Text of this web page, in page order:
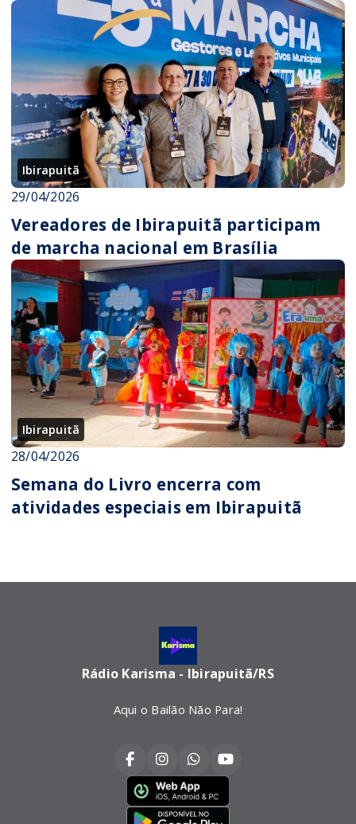
Ibirapuitã
29/04/2026
Vereadores de Ibirapuitã participam
de marcha nacional em Brasília
Ibirapuitã
28/04/2026
Semana do Livro encerra com
atividades especiais em Ibirapuitã
Rádio Karisma - Ibirapuitã/RS
Aqui o Bailão Não Para!